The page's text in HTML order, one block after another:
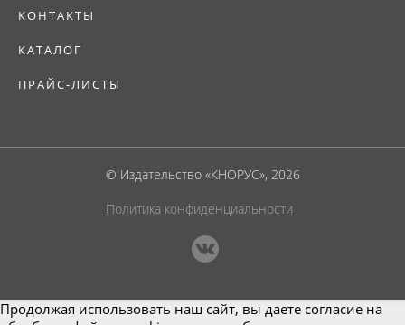
КОНТАКТЫ
КАТАЛОГ
ПРАЙС-ЛИСТЫ
© Издательство «КНОРУС», 2026
Политика конфиденциальности
Продолжая использовать наш сайт, вы даете согласие на